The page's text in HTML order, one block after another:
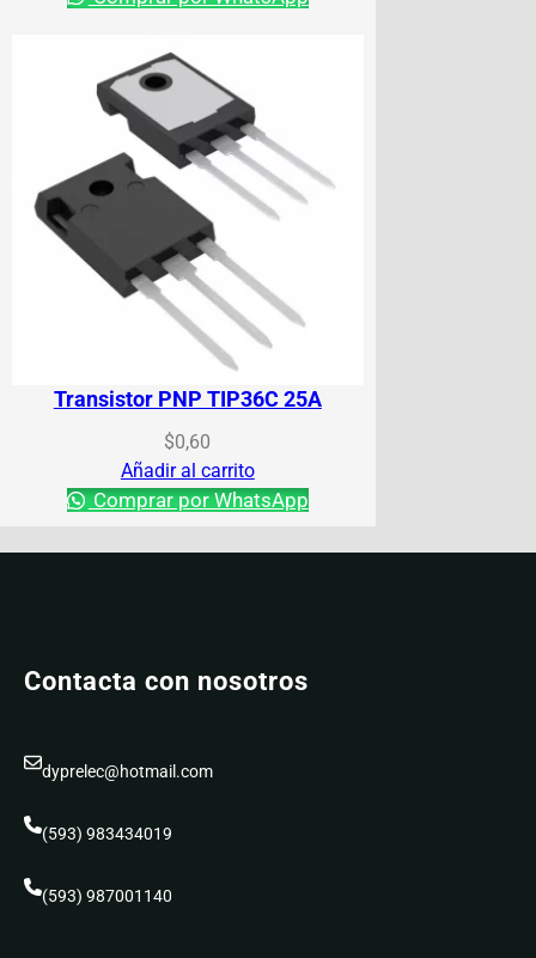
Transistor PNP TIP36C 25A
$0,60
Añadir al carrito
Comprar por WhatsApp
Contacta con nosotros
dyprelec@hotmail.com
(593) 983434019
(593) 987001140